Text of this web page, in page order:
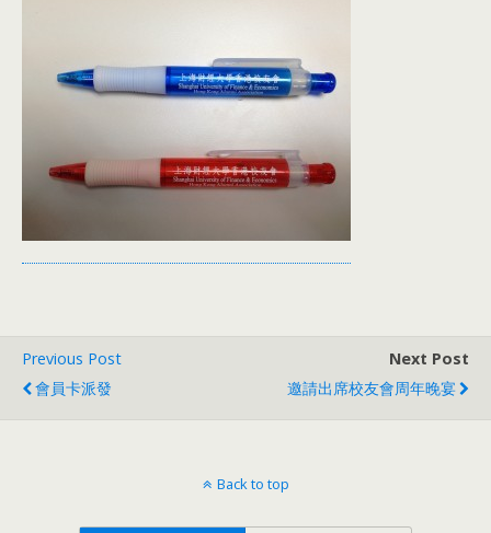
Previous Post
會員卡派發
Next Post
邀請出席校友會周年晚宴
Back to top